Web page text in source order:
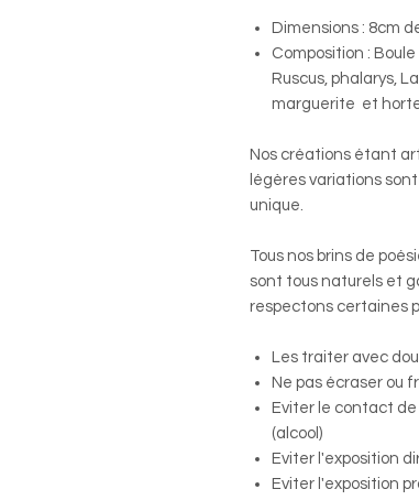
Dimensions : 8cm
Composition :
Ruscus, phalarys,
marguerite et
Nos créations étant
légères variations
unique.
Tous nos brins de
sont tous naturels et
respectons certaines
Les traiter avec
Ne pas écraser ou
Eviter le contact
(alcool)
Eviter l'exposition
Eviter l'exposition